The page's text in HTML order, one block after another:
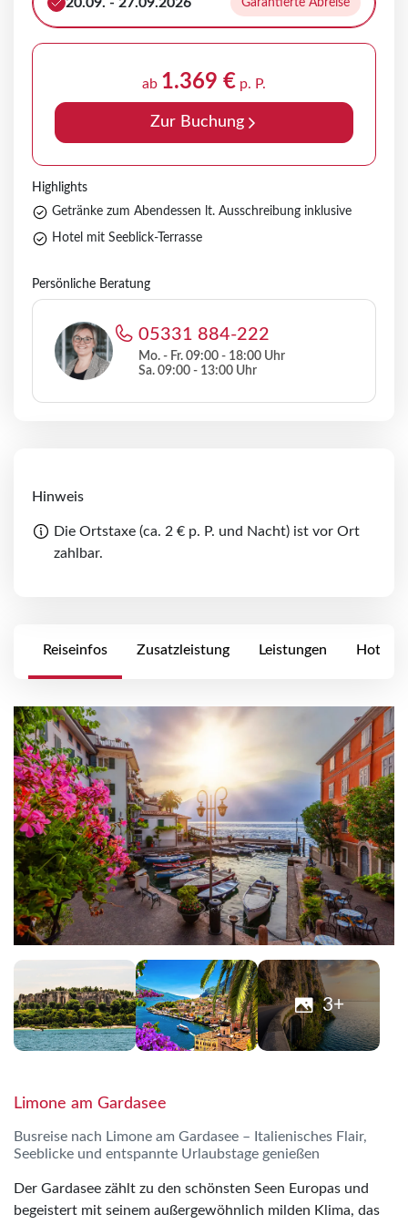
Reiseinfos Zusatzleistung Leistungen Hotels
3+
Limone am Gardasee
Busreise nach Limone am Gardasee – Italienisches Flair,
Seeblicke und entspannte Urlaubstage genießen
Der Gardasee zählt zu den schönsten Seen Europas und
begeistert mit seinem außergewöhnlich milden Klima, das
20.09. - 27.09.2026 Garantierte Abreise
ab 1.369 € p. P.
Zur Buchung
Highlights
Getränke zum Abendessen lt. Ausschreibung inklusive
Hotel mit Seeblick-Terrasse
Persönliche Beratung
05331 884-222
Mo. - Fr. 09:00 - 18:00 Uhr
Sa. 09:00 - 13:00 Uhr
Hinweis
Die Ortstaxe (ca. 2 € p. P. und Nacht) ist vor Ort
zahlbar.